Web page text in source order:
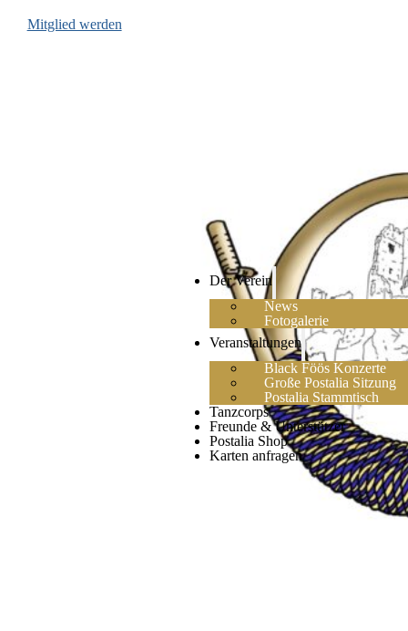
Mitglied werden
Der Verein
News
Fotogalerie
Veranstaltungen
Black Föös Konzerte
Große Postalia Sitzung
Postalia Stammtisch
Tanzcorps
Freunde & Unterstützer
Postalia Shop
Karten anfragen